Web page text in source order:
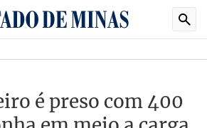
é preso com 400